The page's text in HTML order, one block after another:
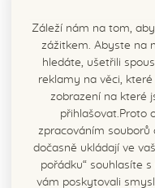
Byliny, které
pozitivní vliv na
prokázán . Stejně tak
že je smysluplné
zdravotním
po
Záleží nám na tom,
zážitkem. Abyste na
hledáte, ušetřili
reklamy na věci,
zobrazení na které
přihlašovat.Proto
zpracováním souborů
dočasně ukládají ve
pořádku“ souhlasíte
vám poskytovali